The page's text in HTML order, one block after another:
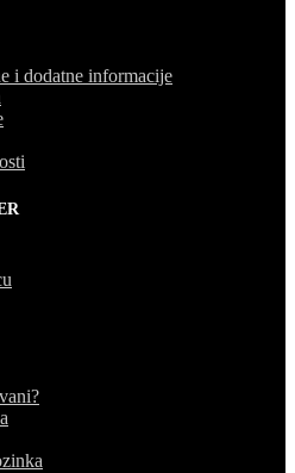
i dodatne informacije